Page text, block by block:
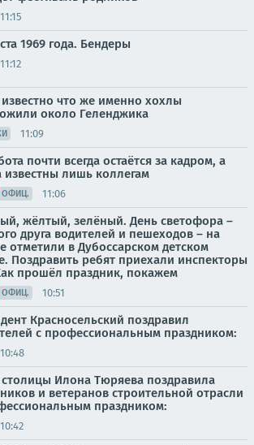
11:15
1969 года. Бендеры
11:12
известно что же именно хохлы
около Геленджика
11:09
почти всегда остаётся за кадром, а
известны лишь коллегам
ОФИЦ. 11:06
жёлтый, зелёный. День светофора –
друга водителей и пешеходов – на
отметили в Дубоссарском детском
Поздравить ребят приехали инспекторы
прошёл праздник, покажем
ОФИЦ. 10:51
Красносельский поздравил
с профессиональным праздником:
10:48
столицы Илона Тюряева поздравила
и ветеранов строительной отрасли
праздником:
10:42